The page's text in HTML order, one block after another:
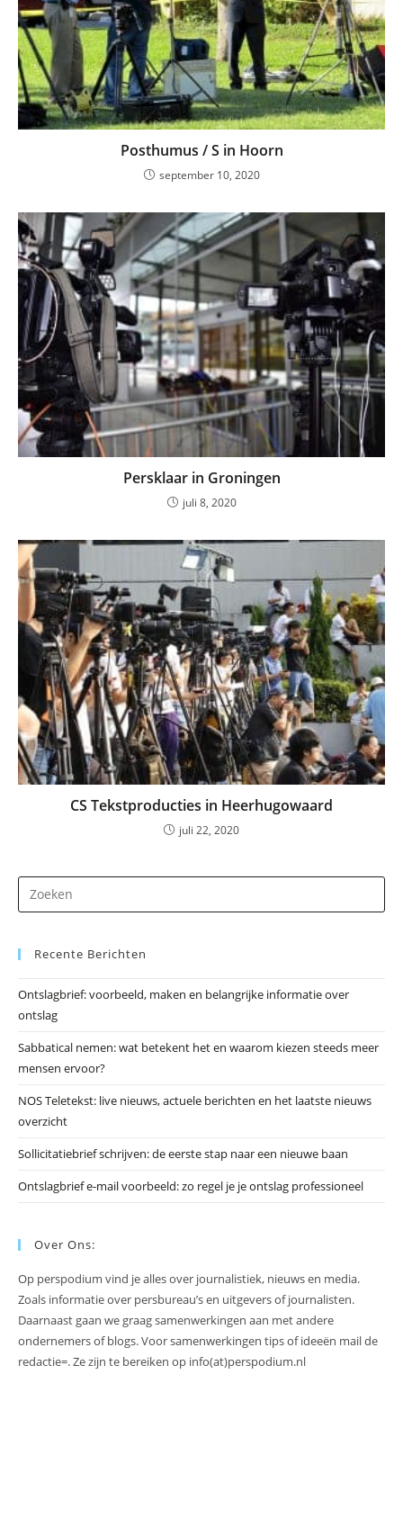
Posthumus / S in Hoorn
september 10, 2020
Persklaar in Groningen
juli 8, 2020
CS Tekstproducties in Heerhugowaard
juli 22, 2020
op
Recente Berichten
Ontslagbrief: voorbeeld, maken en belangrijke informatie over
ontslag
Sabbatical nemen: wat betekent het en waarom kiezen steeds meer
mensen ervoor?
NOS Teletekst: live nieuws, actuele berichten en het laatste nieuws
overzicht
Sollicitatiebrief schrijven: de eerste stap naar een nieuwe baan
Ontslagbrief e-mail voorbeeld: zo regel je je ontslag professioneel
Over Ons:
Op perspodium vind je alles over journalistiek, nieuws en media.
Zoals informatie over persbureau’s en uitgevers of journalisten.
Daarnaast gaan we graag samenwerkingen aan met andere
ondernemers of blogs. Voor samenwerkingen tips of ideeën mail de
redactie=. Ze zijn te bereiken op info(at)perspodium.nl